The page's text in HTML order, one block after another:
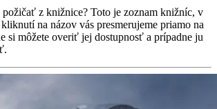
z knižnice? Toto je zoznam knižníc, v
na názov vás presmerujeme priamo na
si môžete overiť jej dostupnosť a prípadne ju